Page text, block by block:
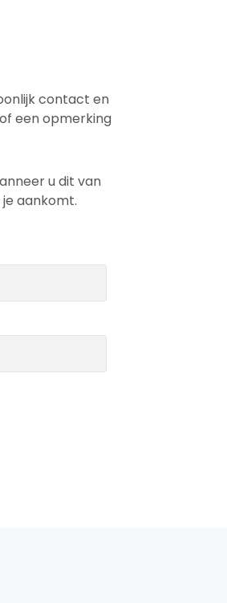
contact en
een opmerking
u dit van
aankomt.